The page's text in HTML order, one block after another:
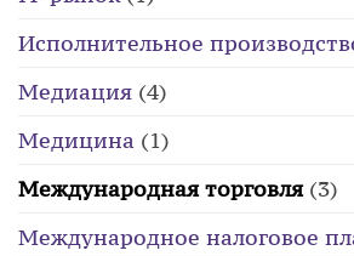
Исполнительное
Медиация (4)
Медицина (1)
Международная торговля(3)
Международное налоговое